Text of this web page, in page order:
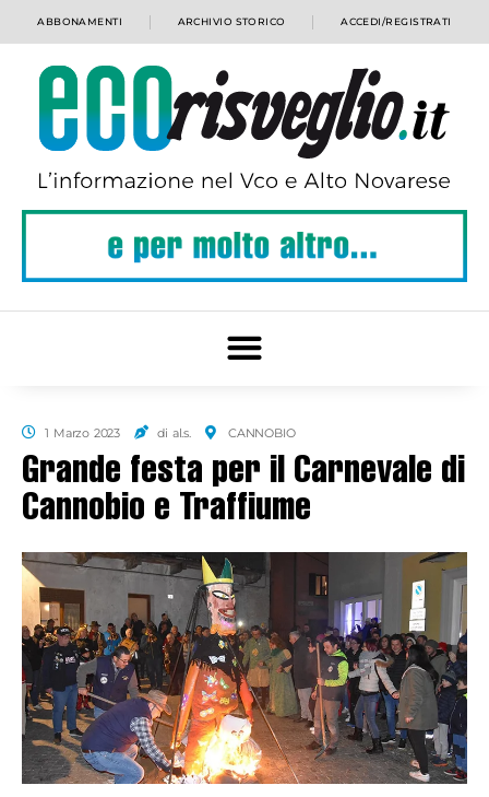
ABBONAMENTI ARCHIVIO STORICO ACCEDI/REGISTRATI
1 Marzo 2023 di al.s. CANNOBIO
Grande festa per il Carnevale di
Cannobio e Traffiume